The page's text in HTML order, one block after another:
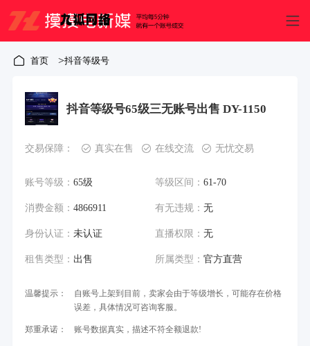
首页 >抖音等级号
抖音等级号65级三无账号出售 DY-1150
交易保障： 真实在售 在线交流 无忧交易
账号等级： 65级 等级区间： 61-70
消费金额： 4866911 有无违规： 无
身份认证： 未认证 直播权限： 无
租售类型： 出售 所属类型： 官方直营
温馨提示：
自账号上架到目前，卖家会由于等级增长，可能存在价格
误差，具体情况可咨询客服。
郑重承诺： 账号数据真实，描述不符全额退款!